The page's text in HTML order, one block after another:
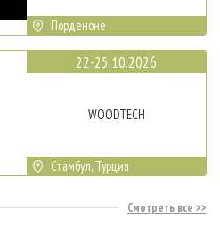
Порденоне
22-25.10.2026
WOODTECH
Стамбул, Турция
Смотреть все